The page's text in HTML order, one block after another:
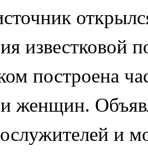
известковой
построена
женщин.
и